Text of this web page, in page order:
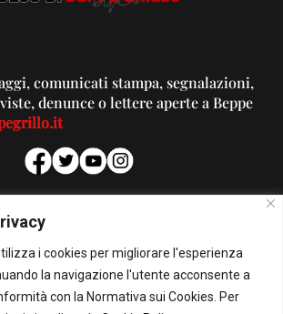
i cookies per migliorare l'esperienza
la navigazione l'utente acconsente a
con la Normativa sui Cookies. Per
comunicati stampa, segnalazioni,
denunce o lettere aperte a Beppe
PUBBLICITA'
Per la tua pubblicità su questo Blog:
pubblicita@beppegrillo.it